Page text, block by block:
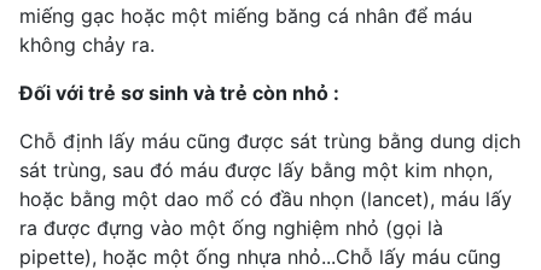
miếng gạc hoặc một miếng băng cá nhân để máu
không chảy ra.
Đối với trẻ sơ sinh và trẻ còn nhỏ :
Chỗ định lấy máu cũng được sát trùng bằng dung dịch
sát trùng, sau đó máu được lấy bằng một kim nhọn,
hoặc bằng một dao mổ có đầu nhọn (lancet), máu lấy
ra được đựng vào một ống nghiệm nhỏ (gọi là
pipette), hoặc một ống nhựa nhỏ...Chỗ lấy máu cũng